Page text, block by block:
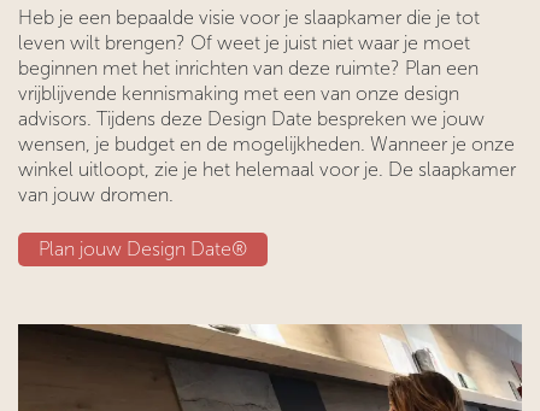
Heb je een bepaalde visie voor je slaapkamer die je tot
leven wilt brengen? Of weet je juist niet waar je moet
beginnen met het inrichten van deze ruimte? Plan een
vrijblijvende kennismaking met een van onze design
advisors. Tijdens deze Design Date bespreken we jouw
wensen, je budget en de mogelijkheden. Wanneer je onze
winkel uitloopt, zie je het helemaal voor je. De slaapkamer
van jouw dromen.
​​Plan jouw Design Date®